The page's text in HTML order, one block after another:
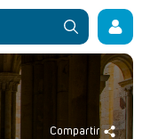
Compartir